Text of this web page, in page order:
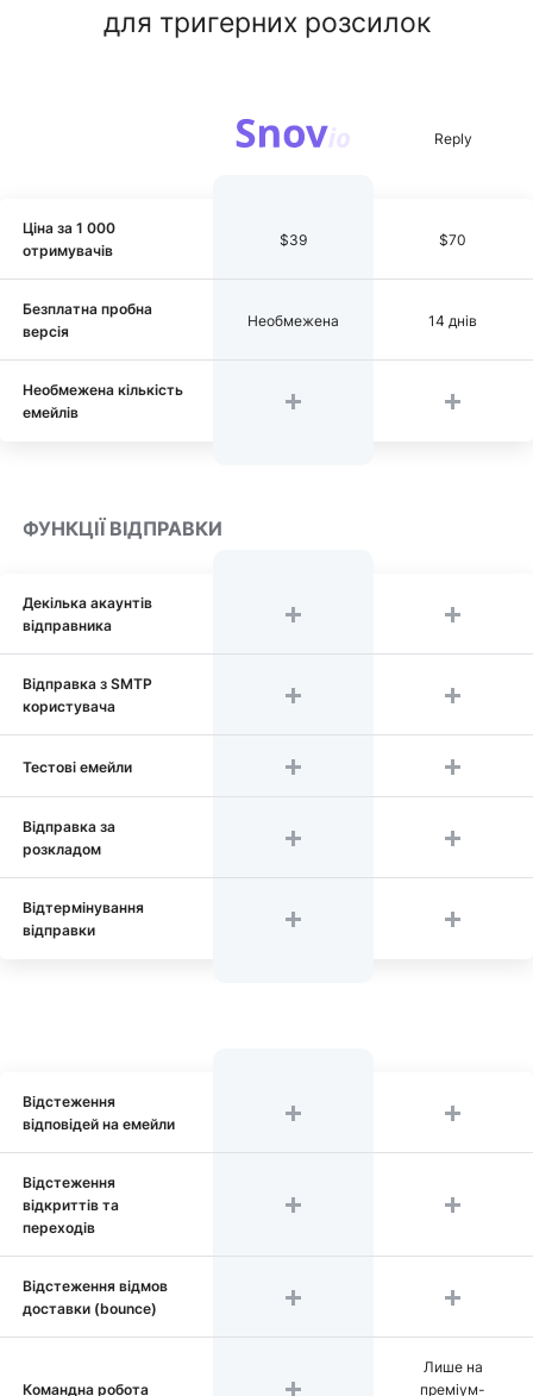
для тригерних розсилок
Ціна за 1 000
отримувачів
$39 $70
Безплатна пробна
версія
Необмежена 14 днів
Необмежена кількість
емейлів
ФУНКЦІЇ ВІДПРАВКИ
Декілька акаунтів
відправника
Відправка з SMTP
користувача
Тестові емейли
Відправка за
розкладом
Відтермінування
відправки
Відстеження
відповідей на емейли
Відстеження
відкриттів та
переходів
Відстеження відмов
доставки (bounce)
Командна робота
Лише на
преміум-